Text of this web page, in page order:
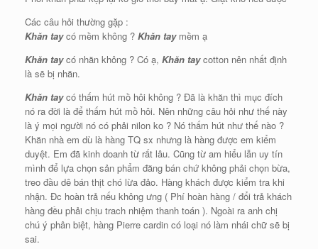
Các câu hỏi thường gặp :
Khăn taycó mềm không ? Khăn taymềm ạ
Khăn taycó nhăn không ? Có ạ, Khăn taycotton nên nhất định
là sẽ bị nhăn.
Khăn taycó thấm hút mồ hôi không ? Đã là khăn thì mục đích
nó ra đời là để thấm hút mồ hôi. Nên những câu hỏi như thế này
là ý mọi người nó có phải nilon ko ? Nó thấm hút như thế nào ?
Khăn nhà em dù là hàng TQ sx nhưng là hàng được em kiểm
duyệt. Em đã kinh doanh từ rất lâu. Cũng từ am hiểu lẫn uy tín
mình để lựa chọn sản phẩm đăng bán chứ không phải chọn bừa,
treo đầu dê bán thịt chó lừa đảo. Hàng khách được kiểm tra khi
nhận. Đc hoàn trả nếu không ưng ( Phí hoàn hàng / đổi trả khách
hàng đều phải chịu trach nhiệm thanh toán ). Ngoài ra anh chị
chú ý phân biệt, hàng Pierre cardin có loại nó làm nhái chữ sẽ bị
sai.